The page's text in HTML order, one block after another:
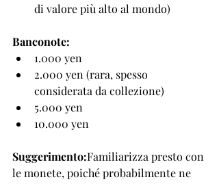
di valore più alto al mondo)
Banconote:
1.000 yen
2.000 yen (rara, spesso
considerata da collezione)
5.000 yen
10.000 yen
Suggerimento:Familiarizza presto con
le monete, poiché probabilmente ne